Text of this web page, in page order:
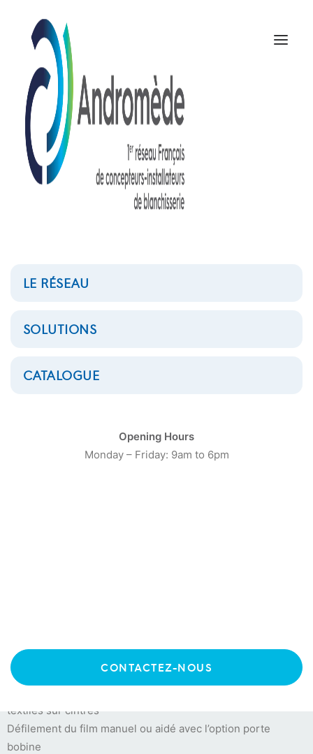
LE RÉSEAU
SOLUTIONS
CATALOGUE
Opening Hours
Monday – Friday: 9am to 6pm
CONTACTEZ-NOUS
Housseuse sur cintre
textiles sur cintres
Défilement du film manuel ou aidé avec l’option porte
bobine